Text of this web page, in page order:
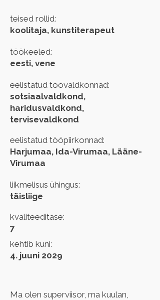
teised rollid:
koolitaja, kunstiterapeut
töökeeled:
eesti, vene
eelistatud töövaldkonnad:
sotsiaalvaldkond,
haridusvaldkond,
tervisevaldkond
eelistatud tööpiirkonnad:
Harjumaa, Ida-Virumaa, Lääne-
Virumaa
liikmelisus ühingus:
täisliige
kvaliteeditase:
7
kehtib kuni:
4. juuni 2029
Ma olen superviisor, ma kuulan,